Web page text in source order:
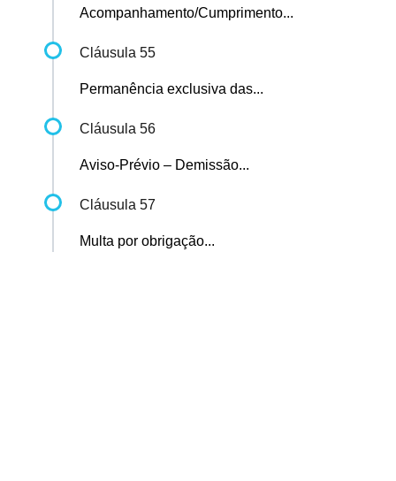
Acompanhamento/Cumprimento...
Cláusula 55
Permanência exclusiva das...
Cláusula 56
Aviso-Prévio – Demissão...
Cláusula 57
Multa por obrigação...